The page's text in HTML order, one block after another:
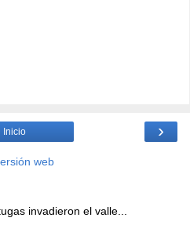
›
Inicio
web
invadieron el valle...